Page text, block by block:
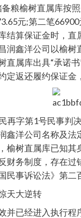
粮榆树直属库按
元;第二笔
结算保证金时，
润鑫洋公司以榆
直属库出具“承诺
定返还履约保证金
再字第1号民事判
鑫洋公司名称及
榆树直属库已知
财务制度，存在
民事诉讼法》第二
天大逆转
并已经进入执行